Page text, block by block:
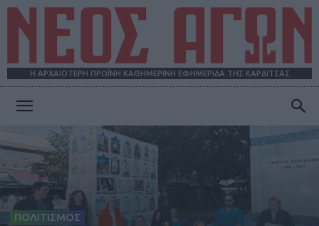
Η ΑΡΧΑΙΟΤΕΡΗ ΠΡΩΪΝΗ ΚΑΘΗΜΕΡΙΝΗ ΕΦΗΜΕΡΙΔΑ ΤΗΣ ΚΑΡΔΙΤΣΑΣ
ΠΟΛΙΤΙΣΜΟΣ